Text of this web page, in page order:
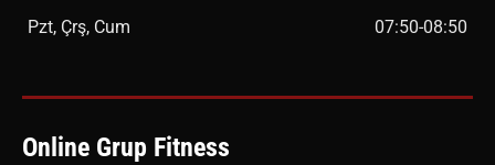
Pzt, Çrş, Cum 07:50-08:50
Online Grup Fitness